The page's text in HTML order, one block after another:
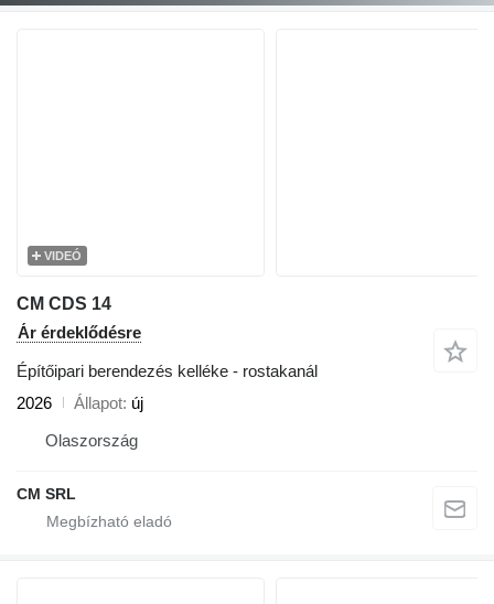
VIDEÓ
CM CDS 14
Ár érdeklődésre
Építőipari berendezés kelléke - rostakanál
2026
Állapot új
Olaszország
CM SRL